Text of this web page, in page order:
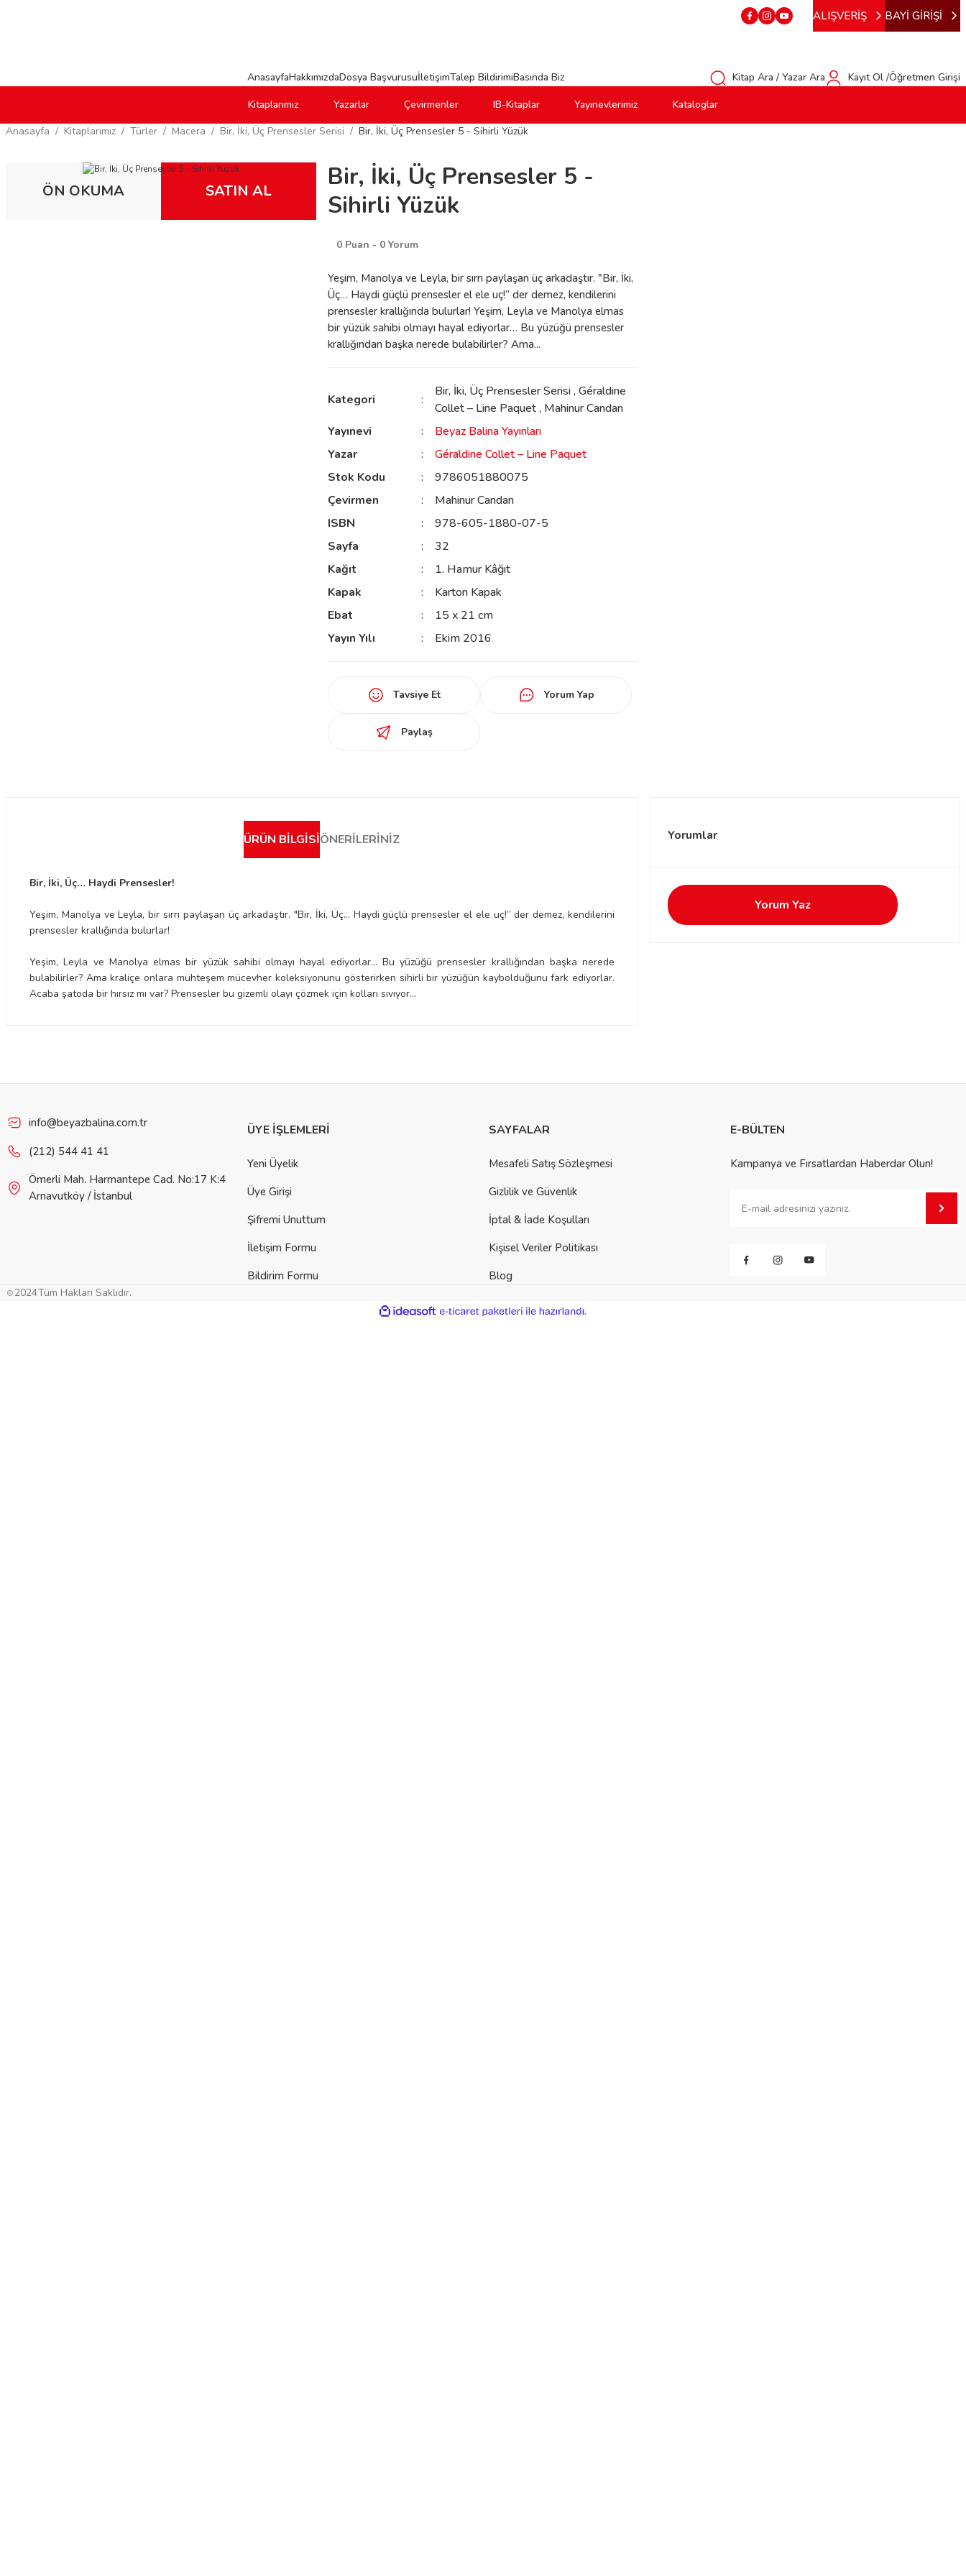
ALIŞVERİŞ BAYİ GİRİŞİ
AnasayfaHakkımızdaDosya BaşvurusuİletişimTalep BildirimiBasında Biz Kitap Ara / Yazar Ara
Kayıt Ol /Öğretmen Girişi
Kitaplarımız
Yazarlar Çevirmenler IB-Kitaplar Yayınevlerimiz
Kataloglar
Anasayfa
Kitaplarımız Türler Macera Bir, İki, Üç Prensesler Serisi Bir, İki, Üç Prensesler 5 - Sihirli Yüzük
ÖN OKUMA SATIN AL
Bir, İki, Üç Prensesler 5 -
Sihirli Yüzük
0 Puan - 0 Yorum
Yeşim, Manolya ve Leyla, bir sırrı paylaşan üç arkadaştır. "Bir, İki,
Üç… Haydi güçlü prensesler el ele uç!” der demez, kendilerini
prensesler krallığında bulurlar! Yeşim, Leyla ve Manolya elmas
bir yüzük sahibi olmayı hayal ediyorlar… Bu yüzüğü prensesler
krallığından başka nerede bulabilirler? Ama...
Kategori
Bir, İki, Üç Prensesler Serisi ,Géraldine
Collet – Line Paquet , Mahinur Candan
Yayınevi
Beyaz Balina Yayınları
Yazar
Géraldine Collet – Line Paquet
Stok Kodu
9786051880075
Çevirmen
Mahinur Candan
ISBN
978-605-1880-07-5
Sayfa
32
Kağıt
1. Hamur Kâğıt
Kapak
Karton Kapak
Ebat
15 x 21 cm
Yayın Yılı
Ekim 2016
Tavsiye Et Yorum Yap
Paylaş
ÜRÜN BILGISIÖNERILERINIZ
Bir, İki, Üç… Haydi Prensesler!
Yeşim, Manolya ve Leyla, bir sırrı paylaşan üç arkadaştır. "Bir, İki, Üç… Haydi güçlü prensesler el ele uç!” der demez, kendilerini
prensesler krallığında bulurlar!
Yeşim, Leyla ve Manolya elmas bir yüzük sahibi olmayı hayal ediyorlar… Bu yüzüğü prensesler krallığından başka nerede
bulabilirler? Ama kraliçe onlara muhteşem mücevher koleksiyonunu gösterirken sihirli bir yüzüğün kaybolduğunu fark ediyorlar.
Acaba şatoda bir hırsız mı var? Prensesler bu gizemli olayı çözmek için kolları sıvıyor…
Ürün açıklamasında eksik bilgiler bulunuyor.
Bu ürüne benzer farklı alternatifler olmalı.
Yorumlar
Yorum Yaz
info@beyazbalina.com.tr
(212) 544 41 41
Ömerli Mah. Harmantepe Cad. No:17 K:4
Arnavutköy / İstanbul
ÜYE İŞLEMLERİ
Yeni Üyelik
Üye Girişi
Şifremi Unuttum
İletişim Formu
Bildirim Formu
SAYFALAR
Mesafeli Satış Sözleşmesi
Gizlilik ve Güvenlik
İptal & İade Koşulları
Kişisel Veriler Politikası
Blog
E-BÜLTEN
Kampanya ve Fırsatlardan Haberdar Olun!
2024Tüm Hakları Saklıdır.
ideasoft
e-